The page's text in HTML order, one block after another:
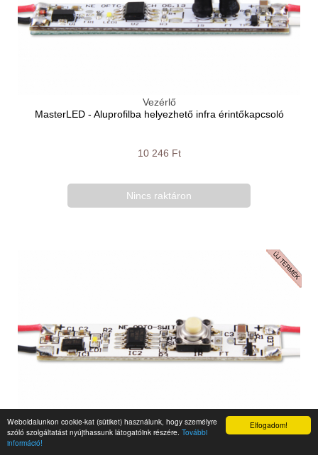
Elfogadom!
Weboldalunkon cookie-kat (sütiket) használunk, hogy személyre
szóló szolgáltatást nyújthassunk látogatóink részére. További
információ!
Vezérlő
MasterLED - Aluprofilba helyezhető infra érintőkapcsoló
10 246 Ft
Nincs raktáron
Vezérlő
MasterLED - Aluprofilba helyezhető nyomógombos